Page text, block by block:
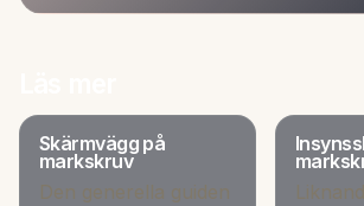
Skärmvägg på
markskruv
Den generella guiden